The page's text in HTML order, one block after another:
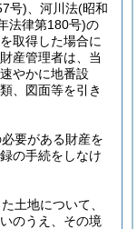
号) 、河川法(昭和
法律第180号)の
取得した場合に
産管理者は、当
やかに地番設
、図面等を引き
要がある財産を
の手続をしなけ
土地について、
のうえ、その境